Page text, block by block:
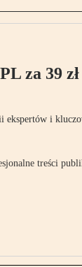
za 39
i
treści